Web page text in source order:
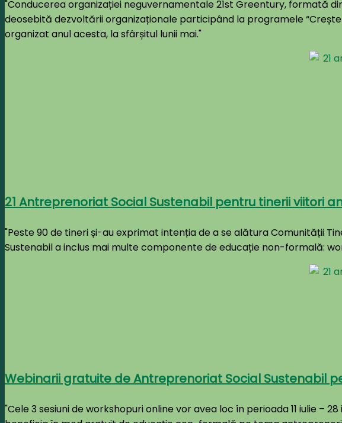
"Conducerea organizației neguvernamentale 21st Greentury, formată
deosebită dezvoltării organizaționale participând la programele
organizat anul acesta, la sfârșitul lunii mai."
21 Antreprenoriat Social Sustenabil pentru tinerii viitori
"Peste 90 de tineri și-au exprimat intenția de a se alătura Comunității
Sustenabil a inclus mai multe componente de educație non-formală:
Webinarii gratuite de Antreprenoriat Social Sustenabil
"Cele 3 sesiuni de workshopuri online vor avea loc în perioada 11 iulie –